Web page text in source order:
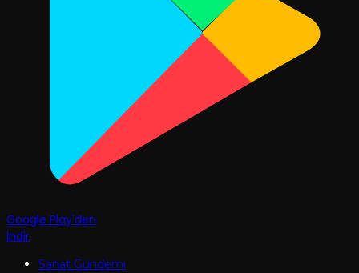
Google Play'den
İndir
Sanat Gündemi